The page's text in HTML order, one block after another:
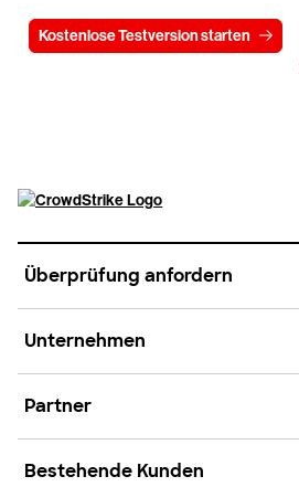
Kostenlose Testversion starten
Überprüfung anfordern
Unternehmen
Partner
Bestehende Kunden